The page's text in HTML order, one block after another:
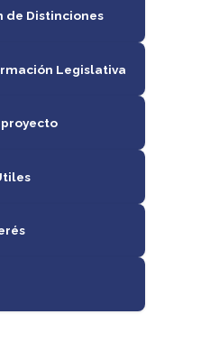
de Distinciones
Legislativa